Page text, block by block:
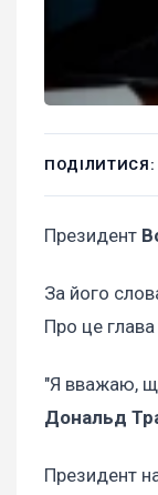
ПОДІЛИТИСЯ:
Президент
За його
Про це
"Я вважаю,
Дональд
Президент